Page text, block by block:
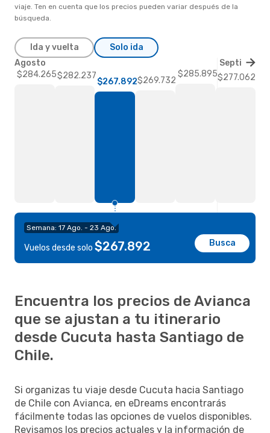
viaje. Ten en cuenta que los precios pueden variar después de la
búsqueda.
Ida y vuelta Solo ida
Semana: 17 Ago. - 23 Ago.
Vuelos desde solo $267.892 Busca
$284.265$282.237
$267.892$269.732
$285.895$277.062
Agosto Septiembre
Encuentra los precios de Avianca
que se ajustan a tu itinerario
desde Cucuta hasta Santiago de
Chile.
Si organizas tu viaje desde Cucuta hacia Santiago
de Chile con Avianca, en eDreams encontrarás
fácilmente todas las opciones de vuelos disponibles.
Revisamos los precios actuales y la información de